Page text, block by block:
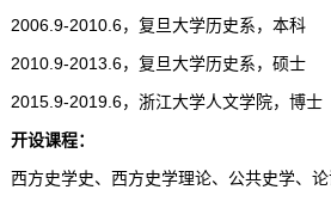
2006.9-2010.6，复旦大学历史系，本科
2010.9-2013.6，复旦大学历史系，硕士
2015.9-2019.6，浙江大学人文学院，博士
开设课程：
西方史学史、西方史学理论、公共史学、